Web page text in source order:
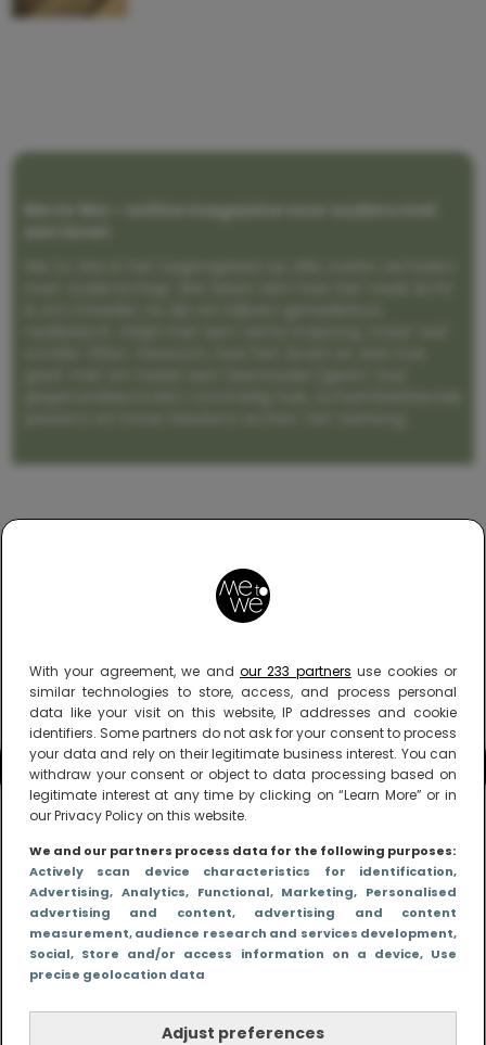
With your agreement, we and our 233 partners use cookies or
similar technologies to store, access, and process personal
data like your visit on this website, IP addresses and cookie
identifiers. Some partners do not ask for your consent to process
your data and rely on their legitimate business interest. You can
withdraw your consent or object to data processing based on
legitimate interest at any time by clicking on “Learn More” or in
our Privacy Policy on this website.
We and our partners process data for the following purposes:
Actively scan device characteristics for identification,
Advertising, Analytics, Functional, Marketing, Personalised
advertising and content, advertising and content
measurement, audience research and services development,
Social, Store and/or access information on a device, Use
precise geolocation data
Adjust preferences
Me to We – online magazine voor ouders met